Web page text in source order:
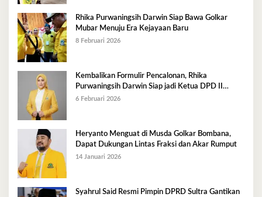
Rhika Purwaningsih Darwin Siap Bawa Golkar
Mubar Menuju Era Kejayaan Baru
8 Februari 2026
Kembalikan Formulir Pencalonan, Rhika
Purwaningsih Darwin Siap jadi Ketua DPD II
Golkar Mubar
6 Februari 2026
Heryanto Menguat di Musda Golkar Bombana,
Dapat Dukungan Lintas Fraksi dan Akar Rumput
14 Januari 2026
Syahrul Said Resmi Pimpin DPRD Sultra Gantikan